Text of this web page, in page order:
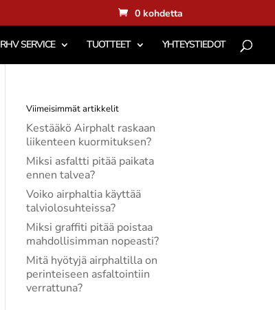
0 kohdetta
RHV SERVICE TUOTTEET YHTEYSTIEDOT
Viimeisimmät artikkelit
Kestääkö Airphalt raskaan
liikenteen kuormituksen?
Miksi asfaltti pitää paikata
ennen talvea?
Voiko airphaltia käyttää
talviolosuhteissa?
Miksi graffiti pitää poistaa
mahdollisimman nopeasti?
Mitä hyötyjä airphaltilla on
perinteiseen asfaltointiin
verrattuna?